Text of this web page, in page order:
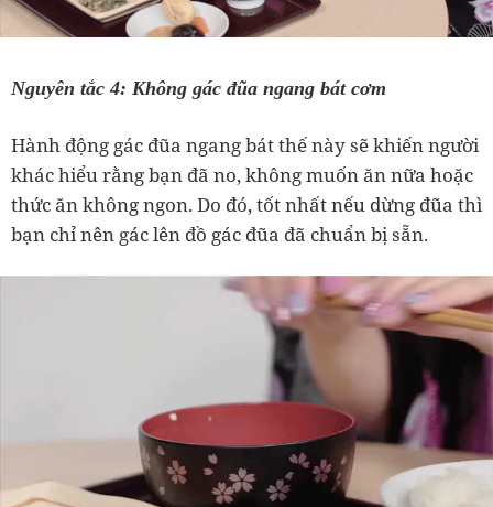
Nguyên tắc 4: Không gác đũa ngang bát cơm
Hành động gác đũa ngang bát thế này sẽ khiến người
khác hiểu rằng bạn đã no, không muốn ăn nữa hoặc
thức ăn không ngon. Do đó, tốt nhất nếu dừng đũa thì
bạn chỉ nên gác lên đồ gác đũa đã chuẩn bị sẵn.